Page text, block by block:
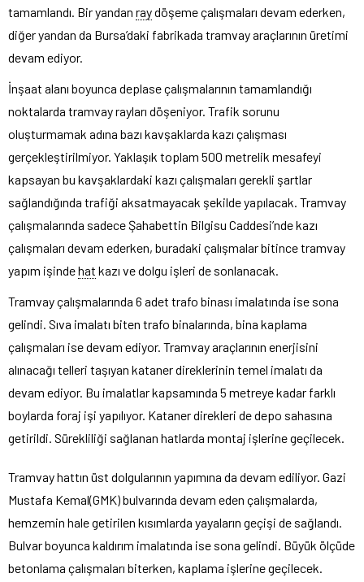
tamamlandı. Bir yandan raydöşeme çalışmaları devam ederken,
diğer yandan da Bursa’daki fabrikada tramvay araçlarının üretimi
devam ediyor.
İnşaat alanı boyunca deplase çalışmalarının tamamlandığı
noktalarda tramvay rayları döşeniyor. Trafik sorunu
oluşturmamak adına bazı kavşaklarda kazı çalışması
gerçekleştirilmiyor. Yaklaşık toplam 500 metrelik mesafeyi
kapsayan bu kavşaklardaki kazı çalışmaları gerekli şartlar
sağlandığında trafiği aksatmayacak şekilde yapılacak. Tramvay
çalışmalarında sadece Şahabettin Bilgisu Caddesi’nde kazı
çalışmaları devam ederken, buradaki çalışmalar bitince tramvay
yapım işindehat kazı ve dolgu işleri de sonlanacak.
Tramvay çalışmalarında 6 adet trafo binası imalatında ise sona
gelindi. Sıva imalatı biten trafo binalarında, bina kaplama
çalışmaları ise devam ediyor. Tramvay araçlarının enerjisini
alınacağı telleri taşıyan kataner direklerinin temel imalatı da
devam ediyor. Bu imalatlar kapsamında 5 metreye kadar farklı
boylarda foraj işi yapılıyor. Kataner direkleri de depo sahasına
getirildi. Sürekliliği sağlanan hatlarda montaj işlerine geçilecek.
Tramvay hattın üst dolgularının yapımına da devam ediliyor. Gazi
Mustafa Kemal(GMK) bulvarında devam eden çalışmalarda,
hemzemin hale getirilen kısımlarda yayaların geçişi de sağlandı.
Bulvar boyunca kaldırım imalatında ise sona gelindi. Büyük ölçüde
betonlama çalışmaları biterken, kaplama işlerine geçilecek.